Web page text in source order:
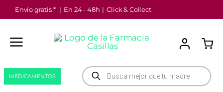
Saltar
al
contenido
Envío gratis * | En 24 - 48h | Click & Collect
Búsqueda
de
productos
MEDICAMENTOS